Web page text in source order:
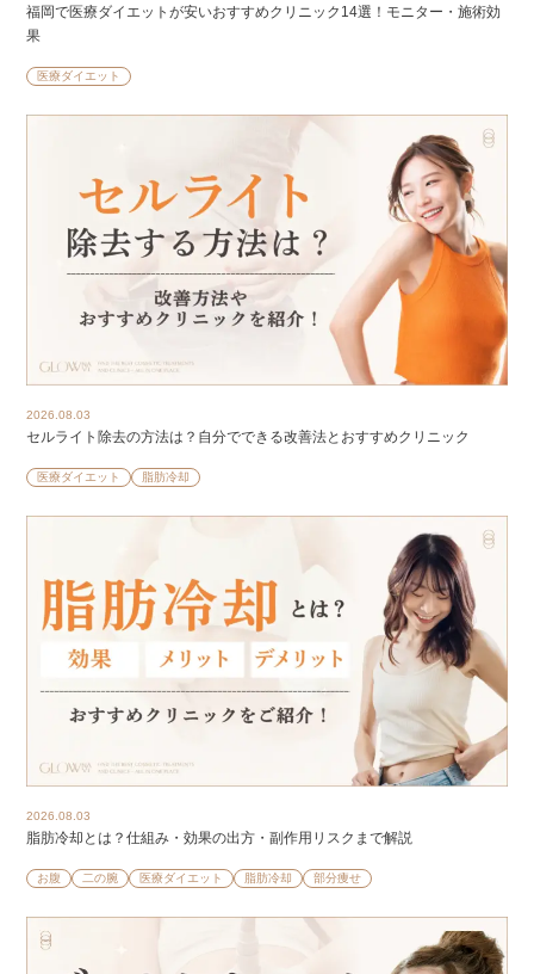
福岡で医療ダイエットが安いおすすめクリニック14選！モニター・施術効
果
医療ダイエット
2026.08.03
セルライト除去の方法は？自分でできる改善法とおすすめクリニック
医療ダイエット 脂肪冷却
2026.08.03
脂肪冷却とは？仕組み・効果の出方・副作用リスクまで解説
お腹 二の腕 医療ダイエット 脂肪冷却 部分痩せ